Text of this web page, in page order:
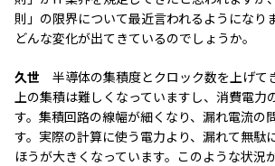
則」の限界について最近言われるようになり
どんな変化が出てきているのでしょうか。
久世 半導体の集積度とクロック数を上げて
上の集積は難しくなっていますし、消費電力
す。集積回路の線幅が細くなり、漏れ電流の
す。実際の計算に使う電力より、漏れて無駄
ほうが大きくなっています。このような状況